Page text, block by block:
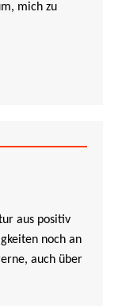
mich zu
aus positiv
noch an
auch über